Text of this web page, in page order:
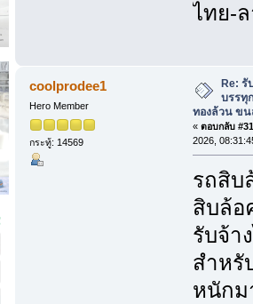
ไทย-ล
coolprodee1
Hero Member
กระทู้: 14569
Re: รั
บรรทุ
ทองล้วน ขน
« ตอบกลับ
2026,
รถสิบ
สิบล้อ
รับจ้า
สำหรั
หนักม